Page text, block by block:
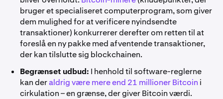
bruger et specialiseret computerprogram, som giver
dem mulighed for at verificere nyindsendte
transaktioner) konkurrerer derefter om retten til at
foreslå en ny pakke med afventende transaktioner,
der kan tilslutte sig blockchainen.
Begrænset udbud: I henhold til software-reglerne
kan deraldrig være mere end 21 millioner Bitcoin i
cirkulation – en grænse, der giver Bitcoin værdi.